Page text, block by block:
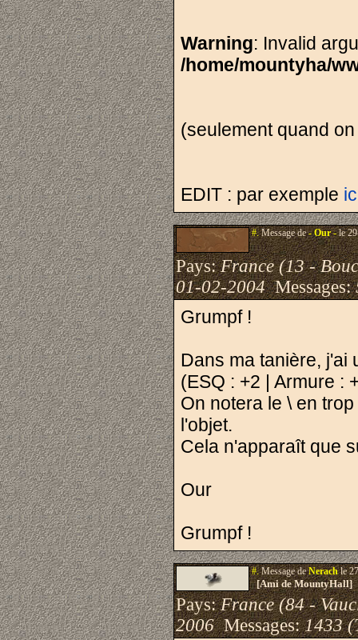
Warning: Invalid
/home/mountyha/
(seulement quand
EDIT : par exemple
#.Message de- Our -le
Pays:France (13 -
01-02-2004Messages:
Grumpf !
Dans ma tanière, j'ai
(ESQ : +2 | Armure :
On notera le \ en
l'objet.
Cela n'apparaît que
Our
Grumpf !
#.Message deNerachle
[Ami de MountyHall]
Pays:France (84 -
2006Messages:1433